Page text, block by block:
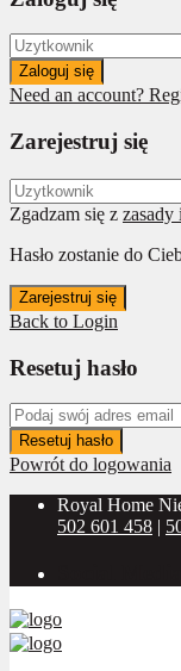
Zaloguj się
Need an account?
Zarejestruj się
Zgadzam się z zasady
Hasło zostanie do
Zarejestruj się
Back to Login
Resetuj hasło
Resetuj hasło
Powrót do logowania
Royal Home
502 601 458 |